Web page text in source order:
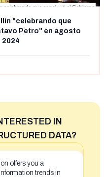
"celebrando que
Petro" en agosto
2024
IN
DATA?
offers you a
trends in